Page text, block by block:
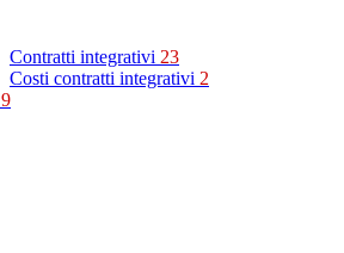
Contratti integrativi 23
Costi contratti integrativi 2
9